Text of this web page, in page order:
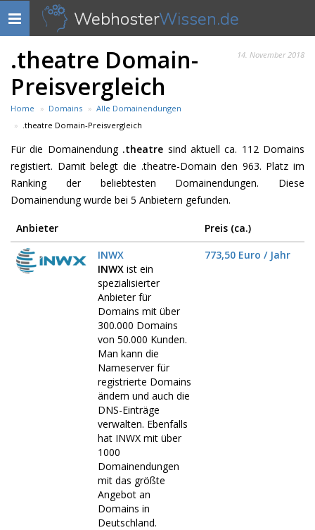
Navigation
anzeigen
WebhosterWissen.de
14. November 2018
.theatre Domain-
Preisvergleich
Home Domains
Alle Domainendungen
.theatre Domain-Preisvergleich
Für die Domainendung .theatre sind aktuell ca. 112 Domains
registiert. Damit belegt die .theatre-Domain den 963. Platz im
Ranking der beliebtesten Domainendungen. Diese
Domainendung wurde bei 5 Anbietern gefunden.
Anbieter
Preis (ca.)
INWX
INWX ist ein
spezialisierter
Anbieter für
Domains mit über
300.000 Domains
von 50.000 Kunden.
Man kann die
Nameserver für
registrierte Domains
ändern und auch die
DNS-Einträge
verwalten. Ebenfalls
hat INWX mit über
1000
Domainendungen
mit das größte
Angebot an
Domains in
Deutschland.
773,50 Euro / Jahr